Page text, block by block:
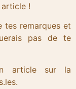
article !
tes remarques et
pas de te
article sur la